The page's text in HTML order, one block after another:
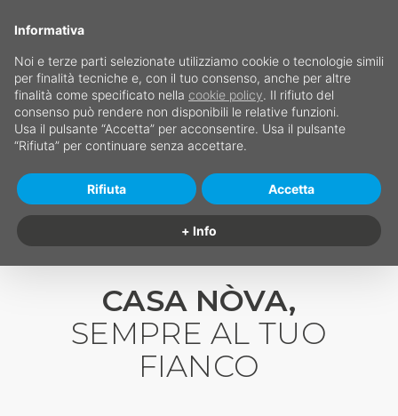
CASA NÒVA,
SEMPRE AL TUO
FIANCO
Informativa
Noi e terze parti selezionate utilizziamo cookie o tecnologie simili
per finalità tecniche e, con il tuo consenso, anche per altre
finalità come specificato nella cookie policy. Il rifiuto del
consenso può rendere non disponibili le relative funzioni.
Usa il pulsante “Accetta” per acconsentire. Usa il pulsante
“Rifiuta” per continuare senza accettare.
+ Info
Rifiuta Accetta